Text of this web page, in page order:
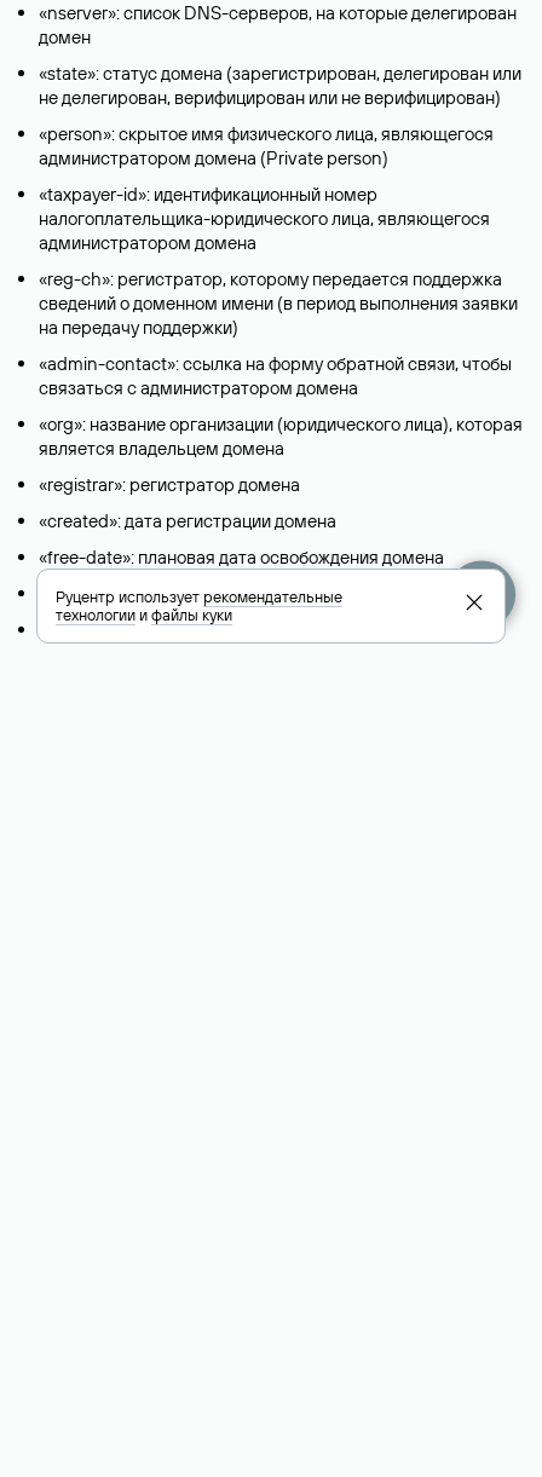
«nserver»: список DNS-серверов, на которые делегирован
домен
«state»: статус домена (зарегистрирован, делегирован или
не делегирован, верифицирован или не верифицирован)
«person»: скрытое имя физического лица, являющегося
администратором домена (Privatе person)
«taxpayer-id»: идентификационный номер
налогоплательщика-юридического лица, являющегося
администратором домена
«reg-ch»: регистратор, которому передается поддержка
сведений о доменном имени (в период выполнения заявки
на передачу поддержки)
«admin-contact»: ссылка на форму обратной связи, чтобы
связаться с администратором домена
«org»: название организации (юридического лица), которая
является владельцем домена
«registrar»: регистратор домена
«created»: дата регистрации домена
«free-date»: плановая дата освобождения домена
«source»: источник информации
«paid-till»: дата, до которой оплачен домен
Руцентр используетрекомендательные
технологииифайлы куки